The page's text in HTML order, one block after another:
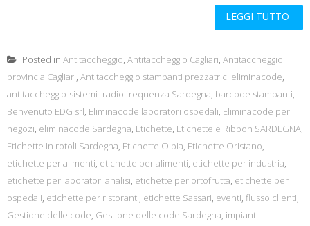
LEGGI TUTTO
Posted in Antitaccheggio, Antitaccheggio Cagliari, Antitaccheggio
provincia Cagliari, Antitaccheggio stampanti prezzatrici eliminacode,
antitaccheggio-sistemi- radio frequenza Sardegna, barcode stampanti,
Benvenuto EDG srl, Eliminacode laboratori ospedali, Eliminacode per
negozi, eliminacode Sardegna, Etichette, Etichette e Ribbon SARDEGNA,
Etichette in rotoli Sardegna, Etichette Olbia, Etichette Oristano,
etichette per alimenti, etichette per alimenti, etichette per industria,
etichette per laboratori analisi, etichette per ortofrutta, etichette per
ospedali, etichette per ristoranti, etichette Sassari, eventi, flusso clienti,
Gestione delle code, Gestione delle code Sardegna, impianti